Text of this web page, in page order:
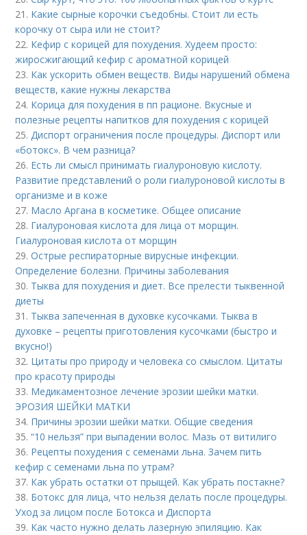
21. Какие сырные корочки съедобны. Стоит ли есть
корочку от сыра или не стоит?
22. Кефир с корицей для похудения. Худеем просто:
жиросжигающий кефир с ароматной корицей
23. Как ускорить обмен веществ. Виды нарушений обмена
веществ, какие нужны лекарства
24. Корица для похудения в пп рационе. Вкусные и
полезные рецепты напитков для похудения с корицей
25.Диспорт ограничения после процедуры. Диспорт или
«ботокс». В чем разница?
26. Есть ли смысл принимать гиалуроновую кислоту.
Развитие представлений о роли гиалуроновой кислоты в
организме и в коже
27. Масло Аргана в косметике. Общее описание
28. Гиалуроновая кислота для лица от морщин.
Гиалуроновая кислота от морщин
29.Острые респираторные вирусные инфекции.
Определение болезни. Причины заболевания
30. Тыква для похудения и диет. Все прелести тыквенной
диеты
31. Тыква запеченная в духовке кусочками. Тыква в
духовке – рецепты приготовления кусочками (быстро и
вкусно!)
32. Цитаты про природу и человека со смыслом. Цитаты
про красоту природы
33. Медикаментозное лечение эрозии шейки матки.
ЭРОЗИЯ ШЕЙКИ МАТКИ
34. Причины эрозии шейки матки. Общие сведения
35.“10 нельзя” при выпадении волос. Мазь от витилиго
36. Рецепты похудения с семенами льна. Зачем пить
кефир с семенами льна по утрам?
37. Как убрать остатки от прыщей. Как убрать постакне?
38. Ботокс для лица, что нельзя делать после процедуры.
Уход за лицом после Ботокса и Диспорта
39. Как часто нужно делать лазерную эпиляцию. Как